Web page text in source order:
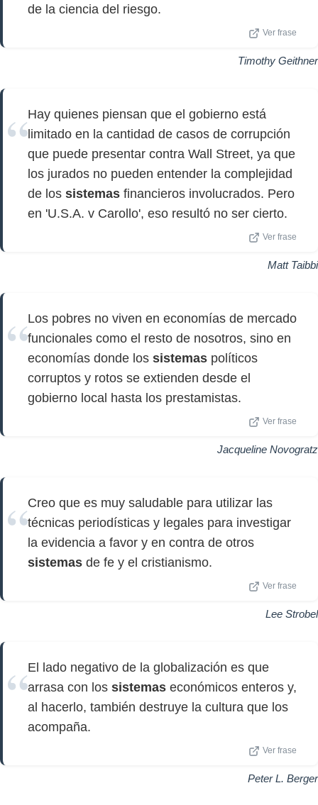
de la ciencia del riesgo.
Ver frase
Timothy Geithner
Hay quienes piensan que el gobierno está
limitado en la cantidad de casos de corrupción
que puede presentar contra Wall Street, ya que
los jurados no pueden entender la complejidad
de los sistemas financieros involucrados. Pero
en 'U.S.A. v Carollo', eso resultó no ser cierto.
Ver frase
Matt Taibbi
Los pobres no viven en economías de mercado
funcionales como el resto de nosotros, sino en
economías donde los sistemas políticos
corruptos y rotos se extienden desde el
gobierno local hasta los prestamistas.
Ver frase
Jacqueline Novogratz
Creo que es muy saludable para utilizar las
técnicas periodísticas y legales para investigar
la evidencia a favor y en contra de otros
sistemas de fe y el cristianismo.
Ver frase
Lee Strobel
El lado negativo de la globalización es que
arrasa con los sistemas económicos enteros y,
al hacerlo, también destruye la cultura que los
acompaña.
Ver frase
Peter L. Berger